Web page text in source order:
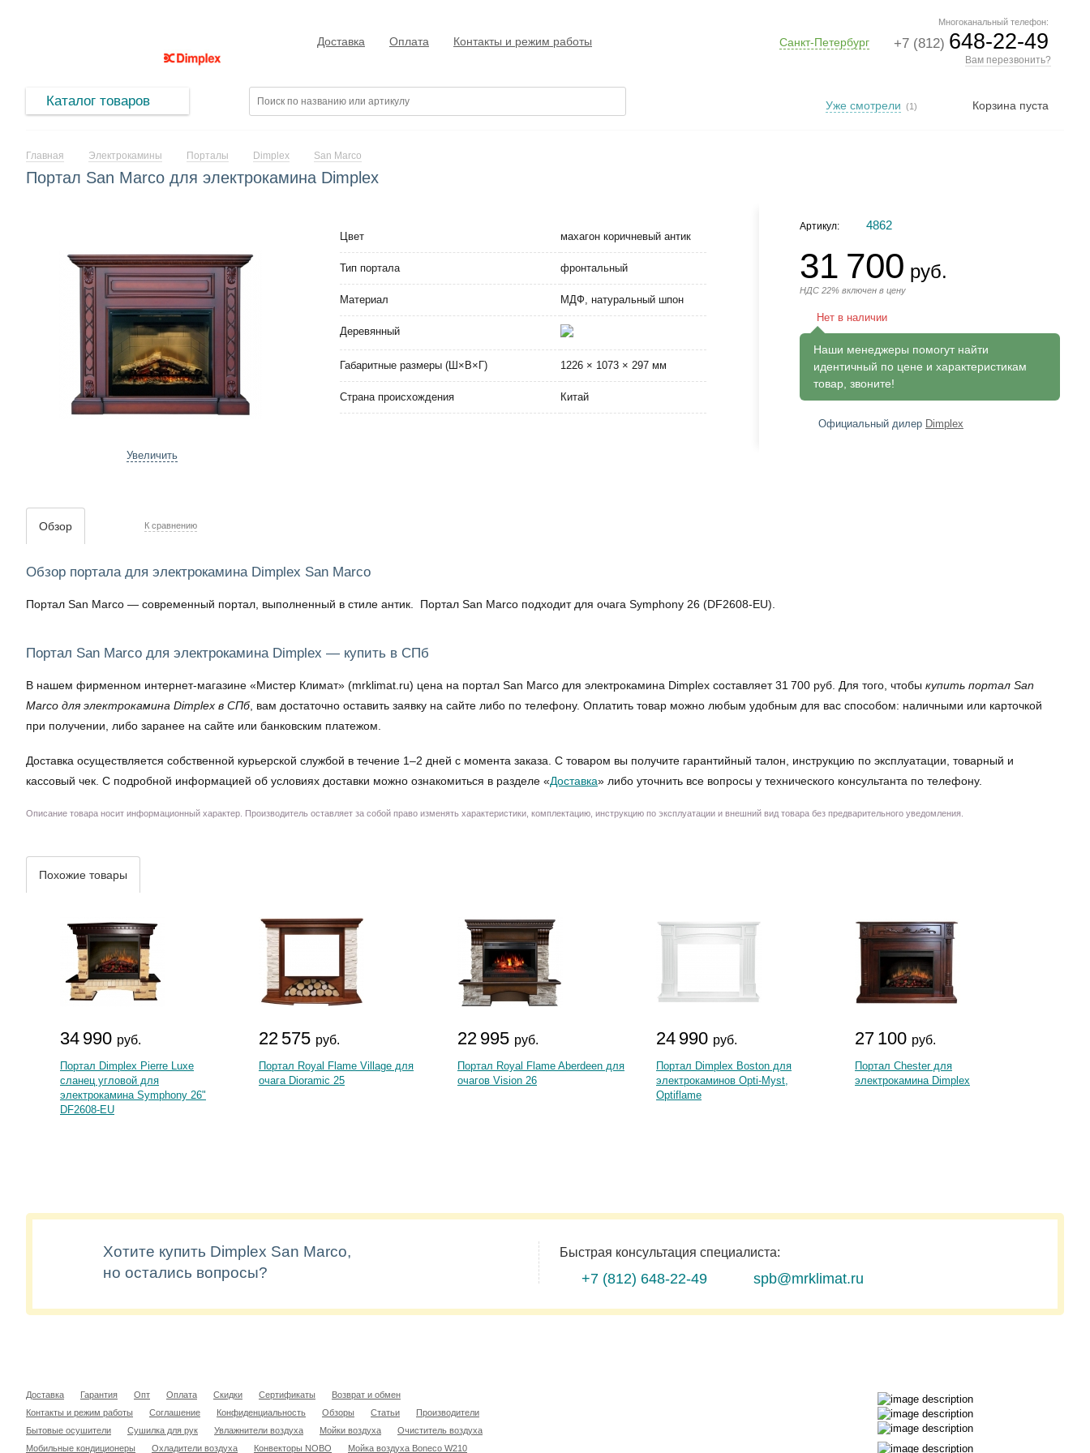
Многоканальный телефон:
+7 (812) 648-22-49
Вам перезвонить?
Санкт-Петербург
Доставка Оплата Контакты и режим работы
Каталог товаров Корзина пуста
Уже смотрели (1)
Главная Электрокамины Порталы Dimplex San Marco
Портал San Marco для электрокамина Dimplex
Увеличить
Цвет махагон коричневый антик
Тип портала фронтальный
Материал МДФ, натуральный шпон
Деревянный
Габаритные размеры (Ш×В×Г) 1226 × 1073 × 297 мм
Страна происхождения Китай
Артикул: 4862
31 700 руб.
НДС 22% включен в цену
Нет в наличии
Наши менеджеры помогут найти
идентичный по цене и характеристикам
товар, звоните!
Официальный дилер Dimplex
Обзор К сравнению
Обзор портала для электрокамина Dimplex San Marco
Портал San Marco — современный портал, выполненный в стиле антик. Портал San Marco подходит для очага Symphony 26 (DF2608-EU).
Портал San Marco для электрокамина Dimplex — купить в СПб
В нашем фирменном интернет-магазине «Мистер Климат» (mrklimat.ru) цена на портал San Marco для электрокамина Dimplex составляет 31 700 руб. Для того, чтобы купить портал San
Marco для электрокамина Dimplex в СПб, вам достаточно оставить заявку на сайте либо по телефону. Оплатить товар можно любым удобным для вас способом: наличными или карточкой
при получении, либо заранее на сайте или банковским платежом.
Доставка осуществляется собственной курьерской службой в течение 1–2 дней с момента заказа. С товаром вы получите гарантийный талон, инструкцию по эксплуатации, товарный и
кассовый чек. С подробной информацией об условиях доставки можно ознакомиться в разделе «Доставка» либо уточнить все вопросы у технического консультанта по телефону.
Описание товара носит информационный характер. Производитель оставляет за собой право изменять характеристики, комплектацию, инструкцию по эксплуатации и внешний вид товара без предварительного уведомления.
Похожие товары
34 990 руб.
Портал Dimplex Pierre Luxe
сланец угловой для
электрокамина Symphony 26"
DF2608-EU
22 575 руб.
Портал Royal Flame Village для
очага Dioramic 25
22 995 руб.
Портал Royal Flame Aberdeen для
очагов Vision 26
24 990 руб.
Портал Dimplex Boston для
электрокаминов Opti-Myst,
Optiflame
27 100 руб.
Портал Chester для
электрокамина Dimplex
Хотите купить Dimplex San Marco,
но остались вопросы?
Быстрая консультация специалиста:
+7 (812) 648-22-49 spb@mrklimat.ru
Доставка Гарантия Опт Оплата Скидки Сертификаты
Возврат и обмен
Контакты и режим работы
Соглашение Конфиденциальность Обзоры Статьи
Производители
Бытовые осушители
Сушилка для рук Увлажнители воздуха Мойки воздуха
Очиститель воздуха
Мобильные кондиционеры
Охладители воздуха Конвекторы NOBO Мойка воздуха Boneco W210